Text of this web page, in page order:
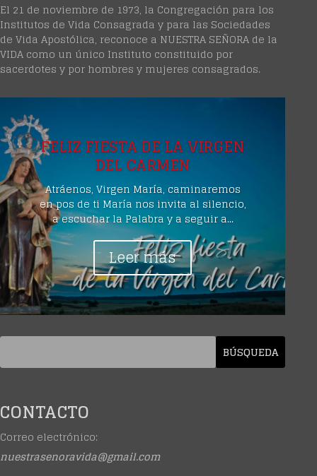
El 21 de noviembre de 1973, la Congregación para los
Institutos de Vida Consagrada y para las Sociedades
de Vida Apostólica, reconoce a NUESTRA SEÑORA de la
VIDA como un único Instituto constituido por
sacerdotes y por hombres y mujeres consagrados.
FELIZ FIESTA DE LA VIRGEN
DEL CARMEN
Atráenos, Virgen María, caminaremos
en pos de ti María nos invita al silencio,
a escuchar la Palabra y a seguir a...
Leer más
CONTACTO
Correo electrónico:
nuestrasenoravida@gmail.com